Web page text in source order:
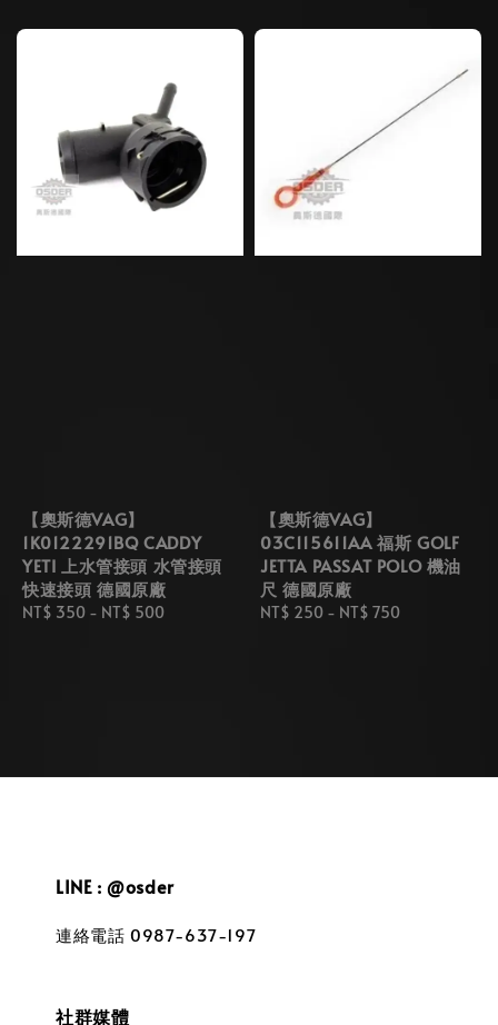
【奧斯德VAG】
1K0122291BQ CADDY
YETI 上水管接頭 水管接頭
快速接頭 德國原廠
Regular
NT$ 350 - NT$ 500
【奧斯德VAG】
03C115611AA 福斯 GOLF
JETTA PASSAT POLO 機油
尺 德國原廠
Regular
NT$ 250 - NT$ 750
LINE : @osder
連絡電話 0987-637-197
社群媒體